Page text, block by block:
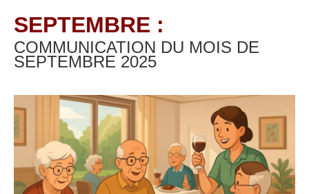
SEPTEMBRE :
COMMUNICATION DU MOIS DE
SEPTEMBRE 2025